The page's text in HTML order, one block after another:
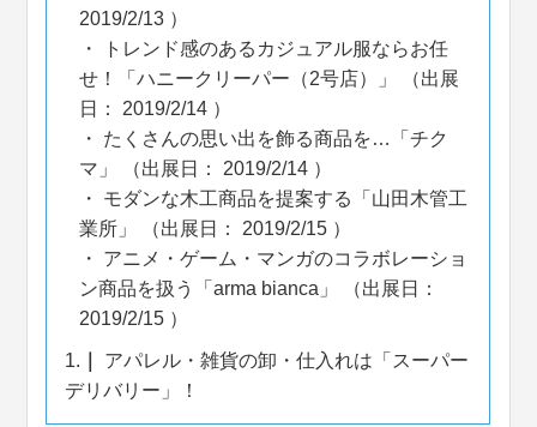
2019/2/13 ）
トレンド感のあるカジュアル服ならお任
せ！「ハニークリーパー（2号店）」 （出展
日： 2019/2/14 ）
たくさんの思い出を飾る商品を…「チク
マ」 （出展日： 2019/2/14 ）
モダンな木工商品を提案する「山田木管工
業所」 （出展日： 2019/2/15 ）
アニメ・ゲーム・マンガのコラボレーショ
ン商品を扱う「arma bianca」 （出展日：
2019/2/15 ）
1.
アパレル・雑貨の卸・仕入れは「スーパー
デリバリー」！